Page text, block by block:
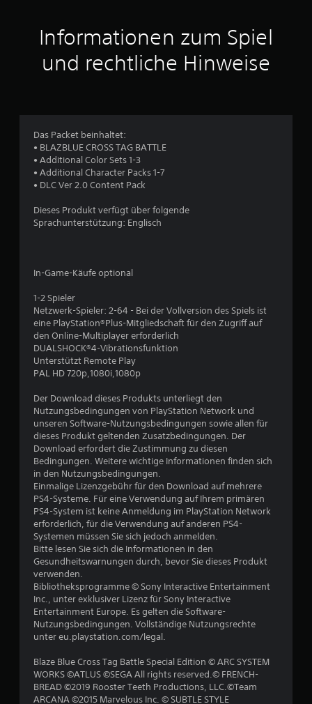
t
t
i
r
g
4
.
5
v
n
Informationen zum Spiel
und rechtliche Hinweise
Das Packet beinhaltet:
• BLAZBLUE CROSS TAG BATTLE
• Additional Color Sets 1-3
• Additional Character Packs 1-7
• DLC Ver 2.0 Content Pack
Dieses Produkt verfügt über folgende
Sprachunterstützung: Englisch
In-Game-Käufe optional
1-2 Spieler
Netzwerk-Spieler: 2-64 - Bei der Vollversion des Spiels ist
eine PlayStation®Plus-Mitgliedschaft für den Zugriff auf
den Online-Multiplayer erforderlich
DUALSHOCK®4-Vibrationsfunktion
Unterstützt Remote Play
PAL HD 720p,1080i,1080p
Der Download dieses Produkts unterliegt den
Nutzungsbedingungen von PlayStation Network und
unseren Software-Nutzungsbedingungen sowie allen für
dieses Produkt geltenden Zusatzbedingungen. Der
Download erfordert die Zustimmung zu diesen
Bedingungen. Weitere wichtige Informationen finden sich
in den Nutzungsbedingungen.
Einmalige Lizenzgebühr für den Download auf mehrere
PS4-Systeme. Für eine Verwendung auf Ihrem primären
PS4-System ist keine Anmeldung im PlayStation Network
erforderlich, für die Verwendung auf anderen PS4-
Systemen müssen Sie sich jedoch anmelden.
Bitte lesen Sie sich die Informationen in den
Gesundheitswarnungen durch, bevor Sie dieses Produkt
verwenden.
Bibliotheksprogramme © Sony Interactive Entertainment
Inc., unter exklusiver Lizenz für Sony Interactive
Entertainment Europe. Es gelten die Software-
Nutzungsbedingungen. Vollständige Nutzungsrechte
unter eu.playstation.com/legal.
Blaze Blue Cross Tag Battle Special Edition © ARC SYSTEM
WORKS ©ATLUS ©SEGA All rights reserved.© FRENCH-
BREAD ©2019 Rooster Teeth Productions, LLC.©Team
ARCANA ©2015 Marvelous Inc. © SUBTLE STYLE